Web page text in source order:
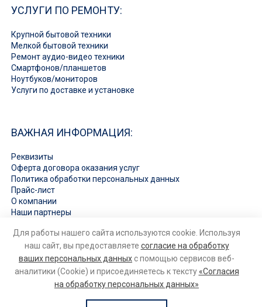
УСЛУГИ ПО РЕМОНТУ:
Крупной бытовой техники
Мелкой бытовой техники
Ремонт аудио-видео техники
Смартфонов/планшетов
Ноутбуков/мониторов
Услуги по доставке и установке
ВАЖНАЯ ИНФОРМАЦИЯ:
Реквизиты
Оферта договора оказания услуг
Политика обработки персональных данных
Прайс-лист
О компании
Наши партнеры
Ответы на вопросы
Ремонт бытовой техники и электроники
защищены
Для работы нашего сайта используются cookie. Используя
наш сайт, вы предоставляете согласие на обработку
ваших персональных данныхс помощью сервисов веб-
аналитики (Cookie) и присоединяетесь к тексту«Согласия
на обработку персональных данных»